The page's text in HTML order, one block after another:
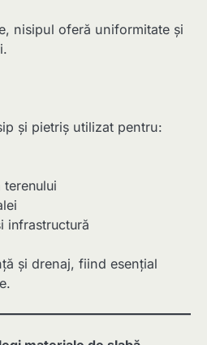
nisipul oferă uniformitate și
și pietriș utilizat pentru:
terenului
infrastructură
și drenaj, fiind esențial